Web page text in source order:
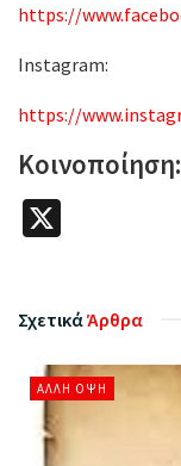
https://
Instagram:
https://
Κοινοποίηση:
ΣχετικάΆρθρα
ΆΛΛΗ ΌΨΗ